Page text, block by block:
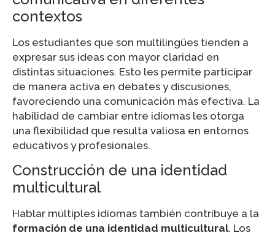
contextos
Los estudiantes que son multilingües tienden a
expresar sus ideas con mayor claridad en
distintas situaciones. Esto les permite participar
de manera activa en debates y discusiones,
favoreciendo una comunicación más efectiva. La
habilidad de cambiar entre idiomas les otorga
una flexibilidad que resulta valiosa en entornos
educativos y profesionales.
Construcción de una identidad
multicultural
Hablar múltiples idiomas también contribuye a la
formación de una identidad multicultural. Los